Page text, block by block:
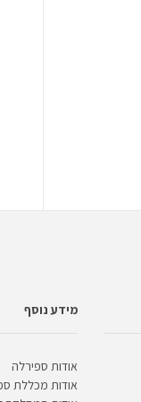
מידע נוסף
אודות ספירלה
אודות מכללת